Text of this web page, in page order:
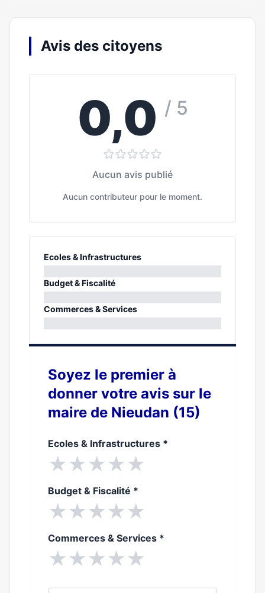
Avis des citoyens
0,0 / 5
Aucun avis publié
Aucun contributeur pour le moment.
Ecoles & Infrastructures
0%
Budget & Fiscalité
0%
Commerces & Services
Soyez le premier à
donner votre avis sur le
maire de Nieudan (15)
Ecoles & Infrastructures *
★★★★★
Budget & Fiscalité *
★★★★★
Commerces & Services *
★★★★★